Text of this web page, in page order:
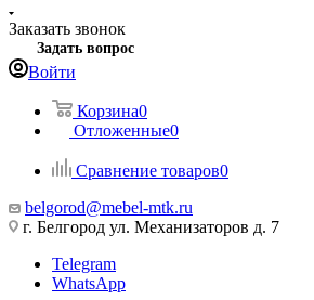
Заказать звонок
Задать вопрос
Войти
Корзина0
Отложенные0
Сравнение товаров0
belgorod@mebel-mtk.ru
г. Белгород ул. Механизаторов д. 7
Telegram
WhatsApp